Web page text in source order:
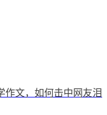
作文，如何击中网友泪